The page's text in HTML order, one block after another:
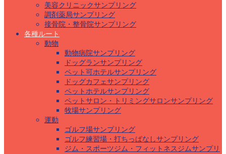
美容クリニックサンプリング
調剤薬局サンプリング
接骨院・整骨院サンプリング
各種ルート
動物
動物病院サンプリング
ドッグランサンプリング
ペット可ホテルサンプリング
ドッグカフェサンプリング
ペットホテルサンプリング
ペットサロン・トリミングサロンサンプリング
牧場サンプリング
運動
ゴルフ場サンプリング
ゴルフ練習場・打ちっぱなしサンプリング
ジム・スポーツジム・フィットネスジムサンプリ